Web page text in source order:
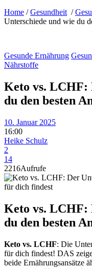
Home /Gesundheit /
Unterschiede und wie du
Gesunde Ernährung
Nährstoffe
Keto vs. LCHF:
du den besten
10. Januar 2025
16:00
Heike Schulz
2
14
2216Aufrufe
Keto vs. LCHF:
du den besten
Keto vs. LCHF: Die
für dich findest! DAS
beide Ernährungsansätze